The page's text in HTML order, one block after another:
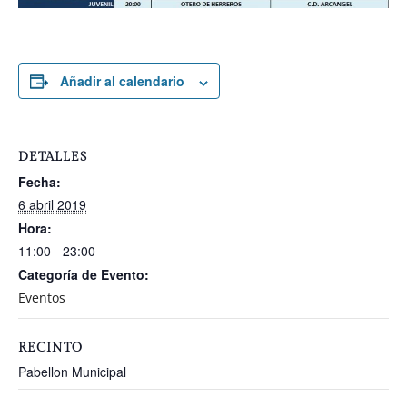
Añadir al calendario
DETALLES
Fecha:
6 abril 2019
Hora:
11:00 - 23:00
Categoría de Evento:
Eventos
RECINTO
Pabellon Municipal